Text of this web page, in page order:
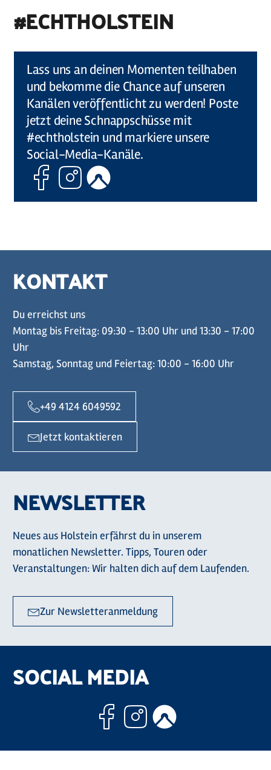
#ECHTHOLSTEIN
Lass uns an deinen Momenten teilhaben
und bekomme die Chance auf unseren
Kanälen veröffentlicht zu werden! Poste
jetzt deine Schnappschüsse mit
#echtholstein und markiere unsere
Social-Media-Kanäle.
FacebookInstagram
Komoot
KONTAKT
Du erreichst uns
Montag bis Freitag: 09:30 - 13:00 Uhr und 13:30 - 17:00
Uhr
Samstag, Sonntag und Feiertag: 10:00 - 16:00 Uhr
+49 4124 6049592
Jetzt kontaktieren
NEWSLETTER
Neues aus Holstein erfährst du in unserem
monatlichen Newsletter. Tipps, Touren oder
Veranstaltungen: Wir halten dich auf dem Laufenden.
Zur Newsletteranmeldung
SOCIAL MEDIA
Facebook
Instagram